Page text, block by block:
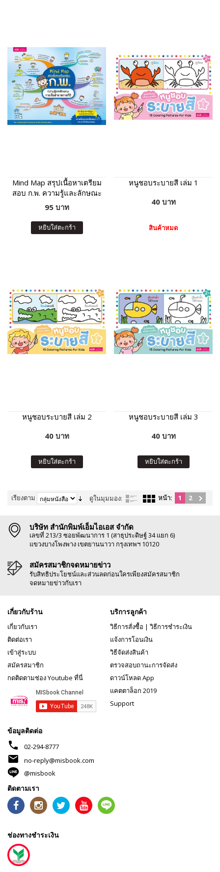
Mind Map สรุปเนื้อหาเตรียม
สอบ ก.พ. ความรู้และลักษณะ
การเป็นข้าราชการที่ดี
95 บาท
หยิบใส่ตะกร้า
หนูชอบระบายสี เล่ม 1
40 บาท
สินค้าหมด
หนูชอบระบายสี เล่ม 2
40 บาท
หยิบใส่ตะกร้า
หนูชอบระบายสี เล่ม 3
40 บาท
หยิบใส่ตะกร้า
เรียงตาม ดูในมุมมอง: หน้า: 1 2
บริษัท สำนักพิมพ์เอ็มไอเอส จำกัด
เลขที่ 213/3 ซอยพัฒนาการ 1 (สาธุประดิษฐ์ 34 แยก 6)
แขวงบางโพงพาง เขตยานนาวา กรุงเทพฯ 10120
สมัครสมาชิกจดหมายข่าว
รับสิทธิประโยชน์และส่วนลดก่อนใครเพียงสมัครสมาชิก
จดหมายข่าวกับเรา
เกี่ยวกับร้าน
เกี่ยวกับเรา
ติดต่อเรา
เข้าสู่ระบบ
สมัครสมาชิก
กดติดตามช่อง Youtube ที่นี่
บริการลูกค้า
วิธีการสั่งซื้อ | วิธีการชำระเงิน
แจ้งการโอนเงิน
วิธีจัดส่งสินค้า
ตรวจสอบถานะการจัดส่ง
ดาวน์โหลด App
แคตตาล็อก 2019
Support
ข้อมูลติดต่อ
phone 02-294-8777
mail
no-reply@misbook.com
@misbook
ติดตามเรา
ช่องทางชำระเงิน